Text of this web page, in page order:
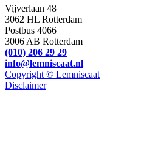
Vijverlaan 48
3062 HL Rotterdam
Postbus 4066
3006 AB Rotterdam
(010) 206 29 29
info@lemniscaat.nl
Copyright © Lemniscaat
Disclaimer